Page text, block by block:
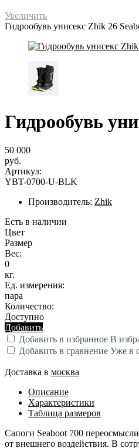
Увеличить
Гидрообувь унисекс Zhik 26
Гидрообувь
50 000
руб.
Артикул:
YBT-0700-U-BLK
Производитель: Zhik
Есть в наличии
Цвет
Размер
Вес:
0
кг.
Ед. измерения:
пара
Количество:
Доступно
Добавить
Добавить в избранное В
Добавить в сравнение Уже в
Доставка в москва
Описание
Характеристики
Таблица размеров
Сапоги Seaboot 700
от внешнего воздействия. В